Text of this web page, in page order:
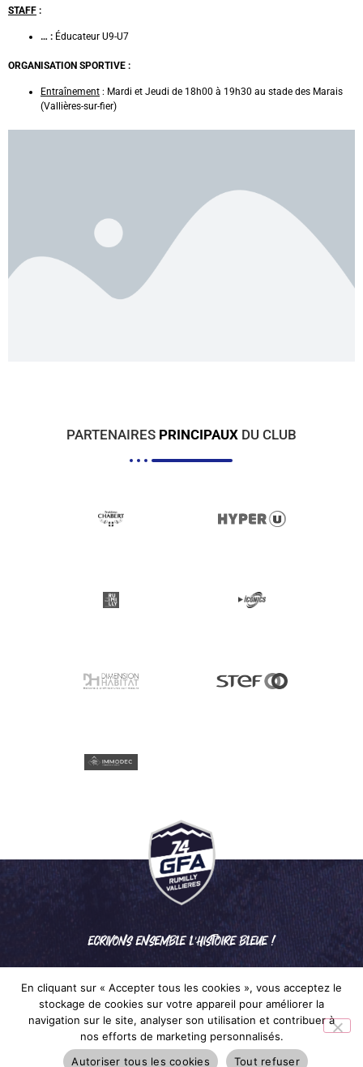
STAFF :
… : Éducateur U9-U7
ORGANISATION SPORTIVE :
Entraînement : Mardi et Jeudi de 18h00 à 19h30 au stade des Marais
(Vallières-sur-fier)
PARTENAIRES PRINCIPAUX DU CLUB
ECRIVONS ENSEMBLE L'HISTOIRE BLEUE !
Mentions légales – © 2024 GFA RUMILLY VALLIÈRES
En cliquant sur « Accepter tous les cookies », vous acceptez le
stockage de cookies sur votre appareil pour améliorer la
navigation sur le site, analyser son utilisation et contribuer à
nos efforts de marketing personnalisés.
Autoriser tous les cookies
Tout refuser